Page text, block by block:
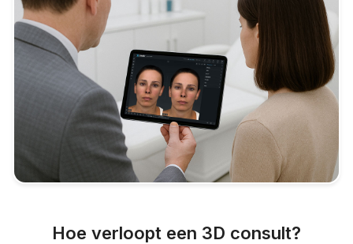
Hoe verloopt een 3D consult?